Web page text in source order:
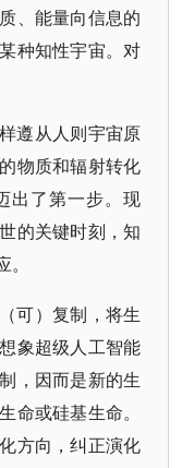
、能量向信息的
种知性宇宙。对
遵从人则宇宙原
物质和辐射转化
出了第一步。现
的关键时刻，知
。
可）复制，将生
象超级人工智能
，因而是新的生
命或硅基生命。
方向，纠正演化